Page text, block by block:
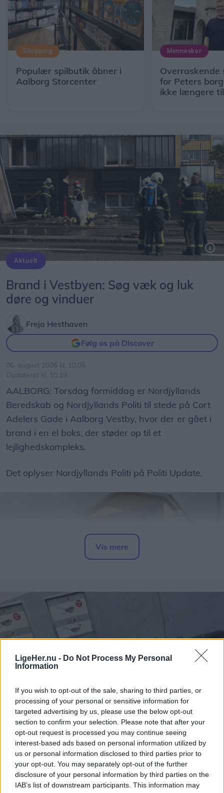
LigeHer.nu - Do Not Process My Personal
Information
If you wish to opt-out of the sale, sharing to third parties, or
processing of your personal or sensitive information for
targeted advertising by us, please use the below opt-out
section to confirm your selection. Please note that after your
opt-out request is processed you may continue seeing
interest-based ads based on personal information utilized by
us or personal information disclosed to third parties prior to
your opt-out. You may separately opt-out of the further
disclosure of your personal information by third parties on the
IAB’s list of downstream participants. This information may
Shopping
Populær spilbutik åbner i
Aalborg Storcenter
Mennesker
Overraskende
for Peters
ikke længere
Aktuelt
Brand i Vestbyen: Søg væk og luk
døre og vinduer
Freja Hesthaven
Følg os på Discover
06. august 2026 kl. 10.05
Opdateret kl. 10.19
AALBORG: Torsdag formiddag er Nordjyllands
Beredskab og Nordjyllands Politi til stede på Cort
Adelers Gade i Aalborg Vestby, hvor der er gået i
brand i en el boks, der støder op til et
lejlighedskompleks.
Det oplyser Nordjyllands Politi på Politi Update.
Alle borgere i området bedes søge væk fra røgen,
Vis mere
Mad & Drikke
Nu åbner stor Biltema-café